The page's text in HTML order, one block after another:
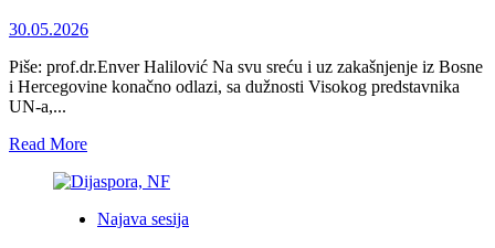
30.05.2026
Piše: prof.dr.Enver Halilović Na svu sreću i uz zakašnjenje iz Bosne
i Hercegovine konačno odlazi, sa dužnosti Visokog predstavnika
UN-a,...
Read MoreRead
about
Neki
Najava sesija